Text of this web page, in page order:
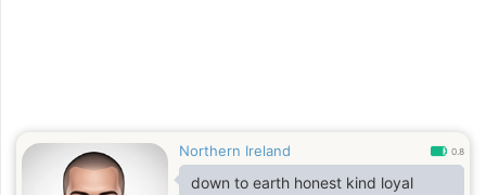
Northern Ireland 0.8
down to earth honest kind loyal